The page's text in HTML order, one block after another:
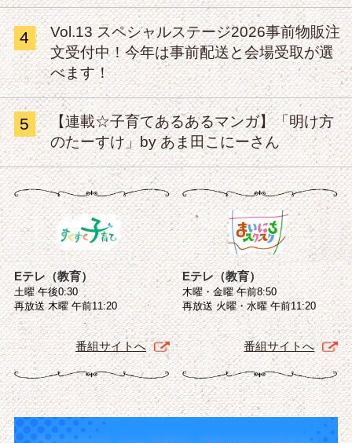
4
Vol.13 スペシャルステージ2026事前物販注
文受付中！今年は事前配送と会場受取が選
べます！
5
【連載☆子育てあるあるマンガ】「明け方
のたーすけ」by あま田こにーさん
Eテレ（教育）
土曜 午後0:30
再放送 木曜 午前11:20
番組サイトへ
Eテレ（教育）
木曜・金曜 午前8:50
再放送 火曜・水曜 午前11:20
番組サイトへ